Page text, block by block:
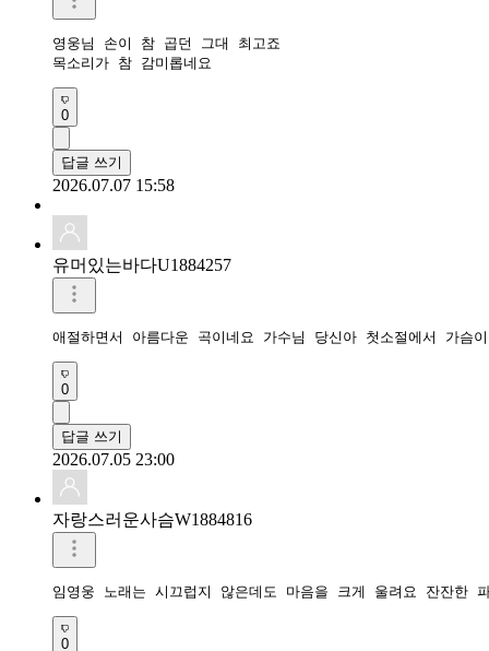
영웅님 손이 참 곱던 그대 최고죠
목소리가 참 감미롭네요
0
답글 쓰기
2026.07.07 15:58
유머있는바다U1884257
0
답글 쓰기
2026.07.05 23:00
자랑스러운사슴W1884816
0